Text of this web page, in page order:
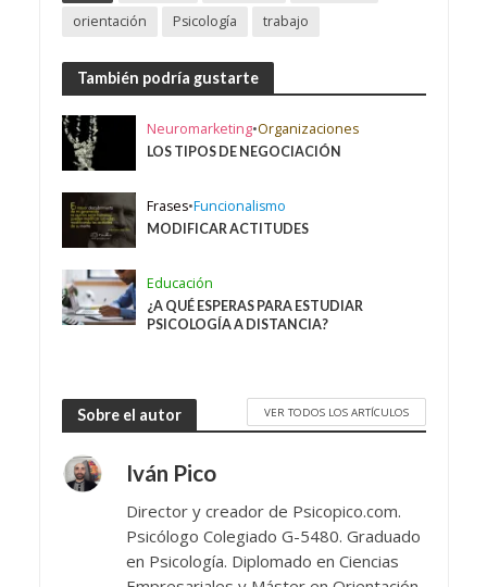
orientación
Psicología trabajo
También podría gustarte
Neuromarketing•Organizaciones
LOS TIPOS DE NEGOCIACIÓN
Frases•Funcionalismo
MODIFICAR ACTITUDES
Educación
¿A QUÉ ESPERAS PARA ESTUDIAR
PSICOLOGÍA A DISTANCIA?
Sobre el autor VER TODOS LOS ARTÍCULOS
Iván Pico
Director y creador de Psicopico.com.
Psicólogo Colegiado G-5480. Graduado
en Psicología. Diplomado en Ciencias